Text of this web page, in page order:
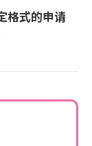
格式的申请